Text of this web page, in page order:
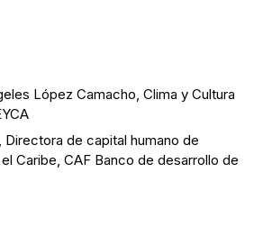
López Camacho, Clima y Cultura
Directora de capital humano de
Caribe, CAF Banco de desarrollo de